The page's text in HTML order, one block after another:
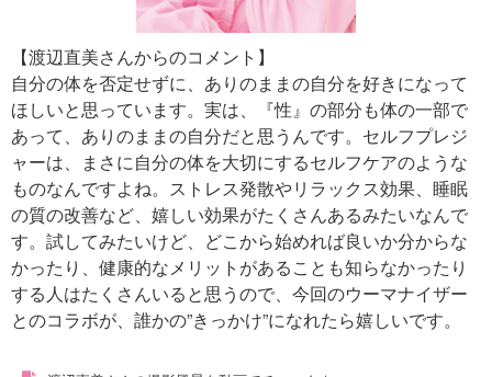
【渡辺直美さんからのコメント】
⾃分の体を否定せずに、ありのままの⾃分を好きになって
ほしいと思っています。実は、『性』の部分も体の⼀部で
あって、ありのままの⾃分だと思うんです。セルフプレジ
ャーは、まさに⾃分の体を⼤切にするセルフケアのような
ものなんですよね。ストレス発散やリラックス効果、睡眠
の質の改善など、嬉しい効果がたくさんあるみたいなんで
す。試してみたいけど、どこから始めれば良いか分からな
かったり、健康的なメリットがあることも知らなかったり
する⼈はたくさんいると思うので、今回のウーマナイザー
とのコラボが、誰かの”きっかけ”になれたら嬉しいです。